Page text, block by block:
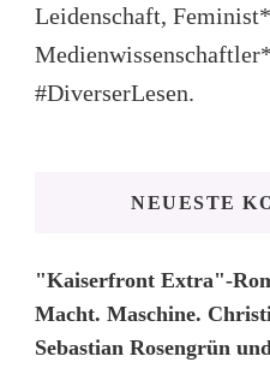
Leidenschaft,
#DiverserLesen.
NEUESTE
"Kaiserfront Extra"-
Macht. Maschine.
Sebastian Rosengrün